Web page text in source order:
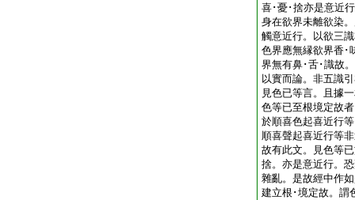
喜･憂･捨亦是意近
身在欲界未離欲染
觸意近行。以欲三
色界應無縁欲界香･
界無有鼻･舌･識故
以實而論。非五識
見色已等言。且
色等已至根境定故
於順喜色起喜近行
順喜聲起喜近行等
故有此文。見色等
捨。亦是意近行。
雜亂。是故經中作
建立根･境定故。謂